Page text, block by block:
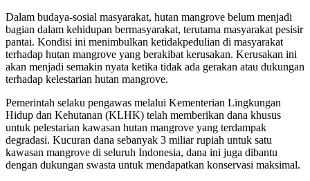
Dalam budaya-sosial masyarakat, hutan mangrove belum menjadi
bagian dalam kehidupan bermasyarakat, terutama masyarakat pesisir
pantai. Kondisi ini menimbulkan ketidakpedulian di masyarakat
terhadap hutan mangrove yang berakibat kerusakan. Kerusakan ini
akan menjadi semakin nyata ketika tidak ada gerakan atau dukungan
terhadap kelestarian hutan mangrove.
Pemerintah selaku pengawas melalui Kementerian Lingkungan
Hidup dan Kehutanan (KLHK) telah memberikan dana khusus
untuk pelestarian kawasan hutan mangrove yang terdampak
degradasi. Kucuran dana sebanyak 3 miliar rupiah untuk satu
kawasan mangrove di seluruh Indonesia, dana ini juga dibantu
dengan dukungan swasta untuk mendapatkan konservasi maksimal.